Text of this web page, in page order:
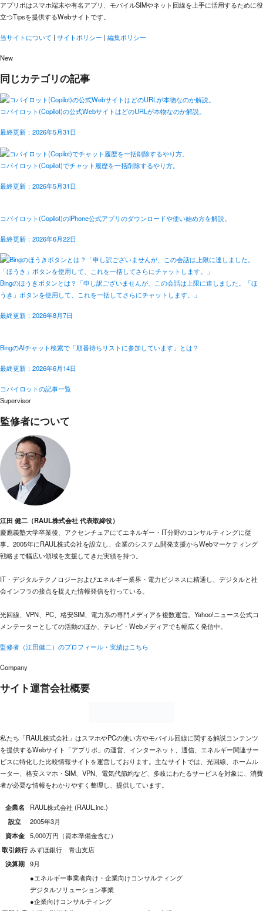
アプリポはスマホ端末や有名アプリ、モバイルSIMやネット回線を上手に活用するために役
立つTipsを提供するWebサイトです。
当サイトについて | サイトポリシー | 編集ポリシー
New
同じカテゴリの記事
コパイロット(Copilot)の公式WebサイトはどのURLが本物なのか解説。
最終更新：2026年5月31日
コパイロット(Copilot)でチャット履歴を一括削除するやり方。
最終更新：2026年5月31日
コパイロット(Copilot)のiPhone公式アプリのダウンロードや使い始め方を解説。
最終更新：2026年6月22日
Bingのほうきボタンとは？「申し訳ございませんが、この会話は上限に達しました。「ほ
うき」ボタンを使用して、これを一括してさらにチャットします。」
最終更新：2026年8月7日
BingのAIチャット検索で「順番待ちリストに参加しています」とは？
最終更新：2026年6月14日
コパイロットの記事一覧
Supervisor
監修者について
江田 健二（RAUL株式会社 代表取締役）
慶應義塾大学卒業後、アクセンチュアにてエネルギー・IT分野のコンサルティングに従
事。2005年にRAUL株式会社を設立し、企業のシステム開発支援からWebマーケティング
戦略まで幅広い領域を支援してきた実績を持つ。
IT・デジタルテクノロジーおよびエネルギー業界・電力ビジネスに精通し、デジタルと社
会インフラの接点を捉えた情報発信を行っている。
光回線、VPN、PC、格安SIM、電力系の専門メディアを複数運営。Yahoo!ニュース公式コ
メンテーターとしての活動のほか、テレビ・Webメディアでも幅広く発信中。
監修者（江田健二）のプロフィール・実績はこちら
Company
サイト運営会社概要
私たち「RAUL株式会社」はスマホやPCの使い方やモバイル回線に関する解説コンテンツ
を提供するWebサイト「アプリポ」の運営、インターネット、通信、エネルギー関連サー
ビスに特化した比較情報サイトを運営しております。主なサイトでは、光回線、ホームル
ーター、格安スマホ・SIM、VPN、電気代節約など、多岐にわたるサービスを対象に、消費
者が必要な情報をわかりやすく整理し、提供しています。
企業名
RAUL株式会社 (RAUL,inc.)
設立
2005年3月
資本金 5,000万円（資本準備金含む）
取引銀行 みずほ銀行 青山支店
決算期 9月
●エネルギー事業者向け・企業向けコンサルティング
デジタルソリューション事業
●企業向けコンサルティング